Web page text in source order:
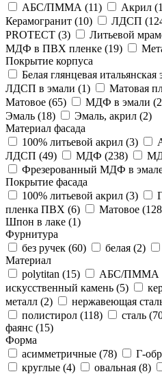
АБС/ПММА (11) Акрил (
Керамогранит (10) ЛДСП (
PROTECT (3) Литьевой
МДФ в ПВХ пленке (19)
Покрытие корпуса
Белая глянцевая итальянская
ЛДСП в эмали (1) Матовая
Матовое (65) МДФ в эмали (2
Эмаль (18) Эмаль, акрил (2)
Материал фасада
100% литьевой акрил (3)
ЛДСП (49) МДФ (238)
Фрезерованный МДФ в
Покрытие фасада
100% литьевой акрил (3)
пленка ПВХ (6) Матовое (128
Шпон в лаке (1)
Фурнитура
без ручек (60) белая (2)
Материал
polytitan (15) АБС/ПММА
искусственный камень (5)
металл (2) нержавеющая
полистирол (118) сталь (
фаянс (15)
Форма
асимметричные (78) Г-
круглые (4) овальная (8)